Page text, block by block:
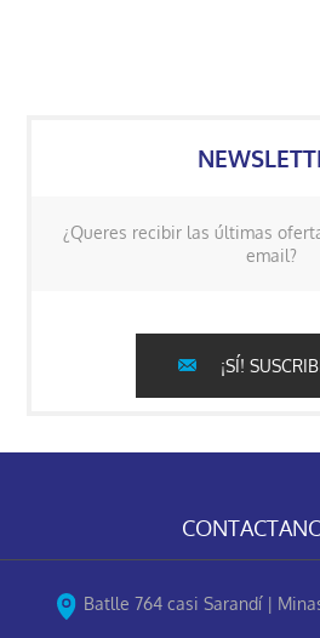
¿Queres recibir las últimas
email?
¡SÍ!
Batlle 764 casi Sarandí |